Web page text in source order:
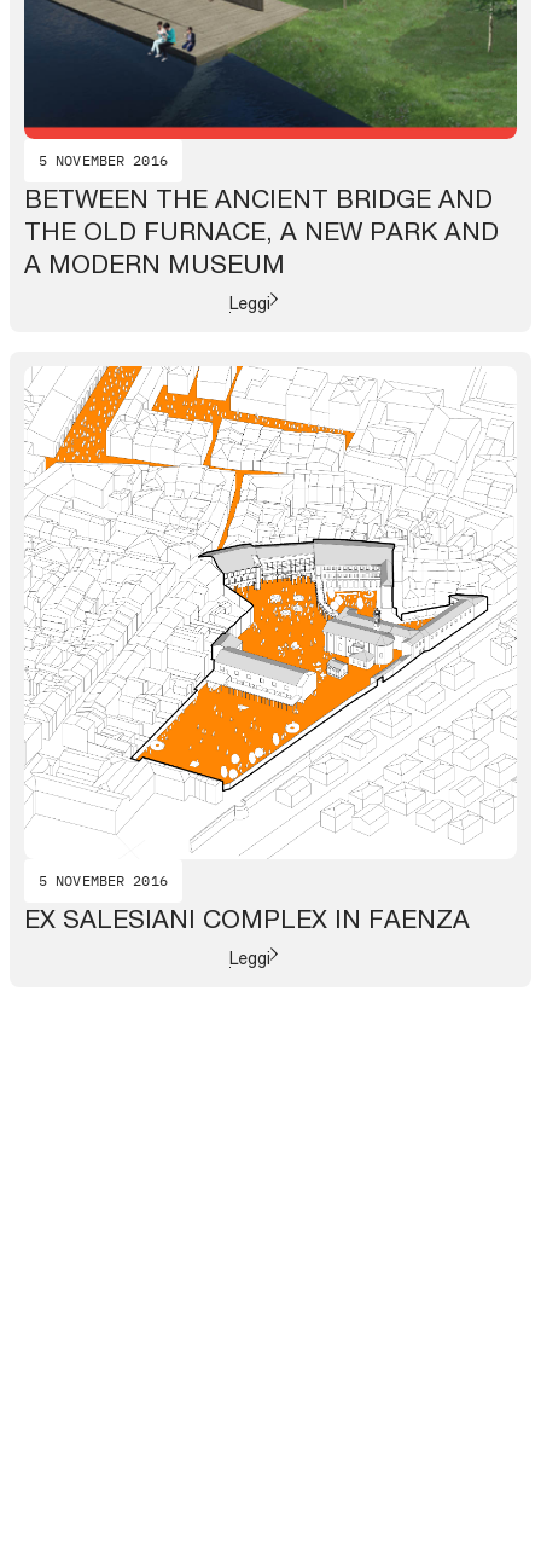
5 NOVEMBER 2016
BETWEEN THE ANCIENT BRIDGE AND
THE OLD FURNACE, A NEW PARK AND
A MODERN MUSEUM
Leggi
5 NOVEMBER 2016
EX SALESIANI COMPLEX IN FAENZA
Leggi